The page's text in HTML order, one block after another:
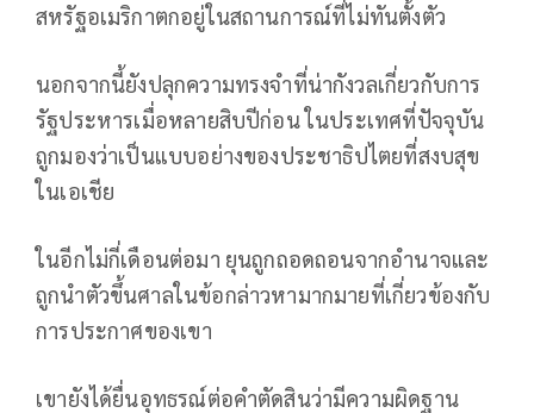
สหรัฐอเมริกาตกอยู่ในสถานการณ์ที่ไม่ทันตั้งตัว
นอกจากนี้ยังปลุกความทรงจำที่น่ากังวลเกี่ยวกับการ
รัฐประหารเมื่อหลายสิบปีก่อน ในประเทศที่ปัจจุบัน
ถูกมองว่าเป็นแบบอย่างของประชาธิปไตยที่สงบสุข
ในเอเชีย
ในอีกไม่กี่เดือนต่อมา ยุนถูกถอดถอนจากอำนาจและ
ถูกนำตัวขึ้นศาลในข้อกล่าวหามากมายที่เกี่ยวข้องกับ
การประกาศของเขา
เขายังได้ยื่นอุทธรณ์ต่อคำตัดสินว่ามีความผิดฐาน